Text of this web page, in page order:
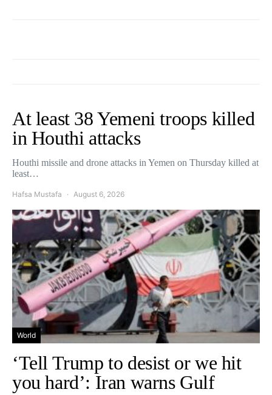
At least 38 Yemeni troops killed
in Houthi attacks
Houthi missile and drone attacks in Yemen on Thursday killed at
least…
Hafsa Mustafa August 6, 2026
World
‘Tell Trump to desist or we hit
you hard’: Iran warns Gulf